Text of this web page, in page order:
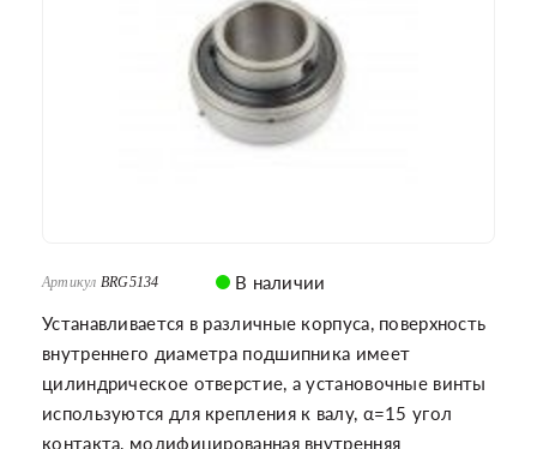
Артикул BRG5134
В наличии
Устанавливается в различные корпуса, поверхность
внутреннего диаметра подшипника имеет
цилиндрическое отверстие, а установочные винты
используются для крепления к валу, α=15 угол
контакта, модифицированная внутренняя